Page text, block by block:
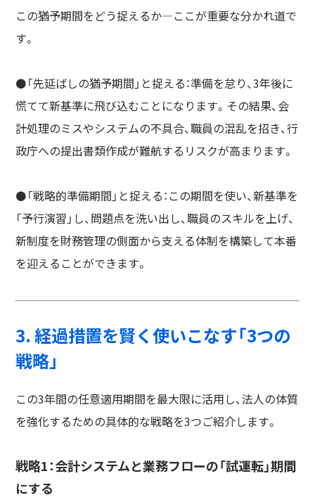
この猶予期間をどう捉えるか—ここが重要な分かれ道で
す。
⚫️「先延ばしの猶予期間」と捉える：準備を怠り、3年後に
慌てて新基準に飛び込むことになります。その結果、会
計処理のミスやシステムの不具合、職員の混乱を招き、行
政庁への提出書類作成が難航するリスクが高まります。
⚫️「戦略的準備期間」と捉える：この期間を使い、新基準を
「予行演習」し、問題点を洗い出し、職員のスキルを上げ、
新制度を財務管理の側面から支える体制を構築して本番
を迎えることができます。
3. 経過措置を賢く使いこなす「3つの
戦略」
この3年間の任意適用期間を最大限に活用し、法人の体質
を強化するための具体的な戦略を3つご紹介します。
戦略1：会計システムと業務フローの「試運転」期間
にする